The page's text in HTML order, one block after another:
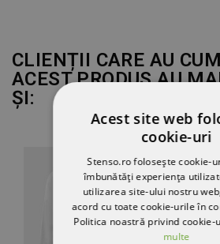
CLIENȚII CARE AU
ACEST PRODUS AU
ȘI:
Acest site web
cookie-uri
Stenso.ro folosește cookie-
îmbunătăți experiența
utilizarea site-ului nostru
acord cu toate cookie-urile în
Politica noastră privind
multe